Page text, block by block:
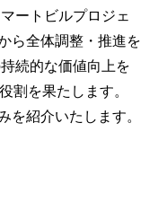
ートビルプロジェ
ら全体調整・推進を
続的な価値向上を
割を果たします。
を紹介いたします。